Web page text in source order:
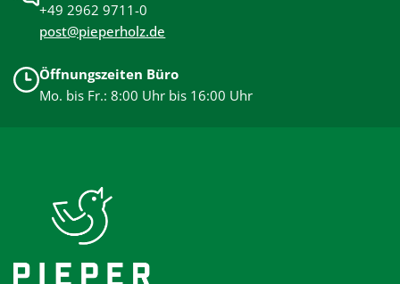
+49 2962 9711-0
post@pieperholz.de
Öffnungszeiten Büro
Mo. bis Fr.: 8:00 Uhr bis 16:00 Uhr